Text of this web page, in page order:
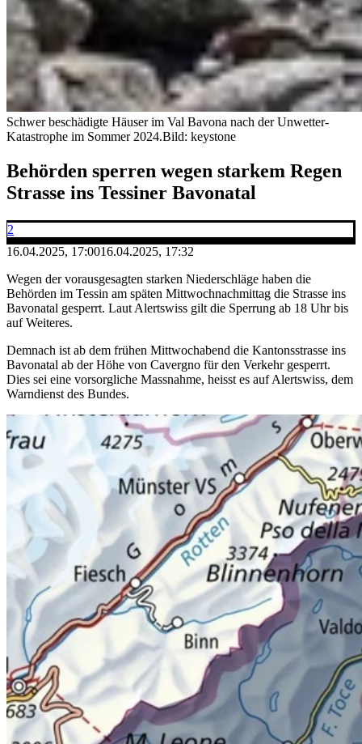
Schwer beschädigte Häuser im Val Bavona nach der Unwetter-
Katastrophe im Sommer 2024.Bild: keystone
Behörden sperren wegen starkem Regen
Strasse ins Tessiner Bavonatal
2
16.04.2025, 17:0016.04.2025, 17:32
Wegen der vorausgesagten starken Niederschläge haben die
Behörden im Tessin am späten Mittwochnachmittag die Strasse ins
Bavonatal gesperrt. Laut Alertswiss gilt die Sperrung ab 18 Uhr bis
auf Weiteres.
Demnach ist ab dem frühen Mittwochabend die Kantonsstrasse ins
Bavonatal ab der Höhe von Cavergno für den Verkehr gesperrt.
Dies sei eine vorsorgliche Massnahme, heisst es auf Alertswiss, dem
Warndienst des Bundes.